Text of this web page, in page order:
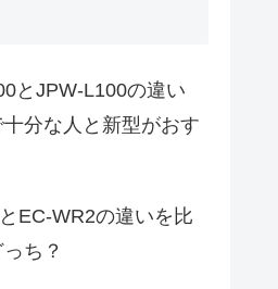
とJPW-L100の違い
分な人と新型がおす
EC-WR2の違いを比
ち？